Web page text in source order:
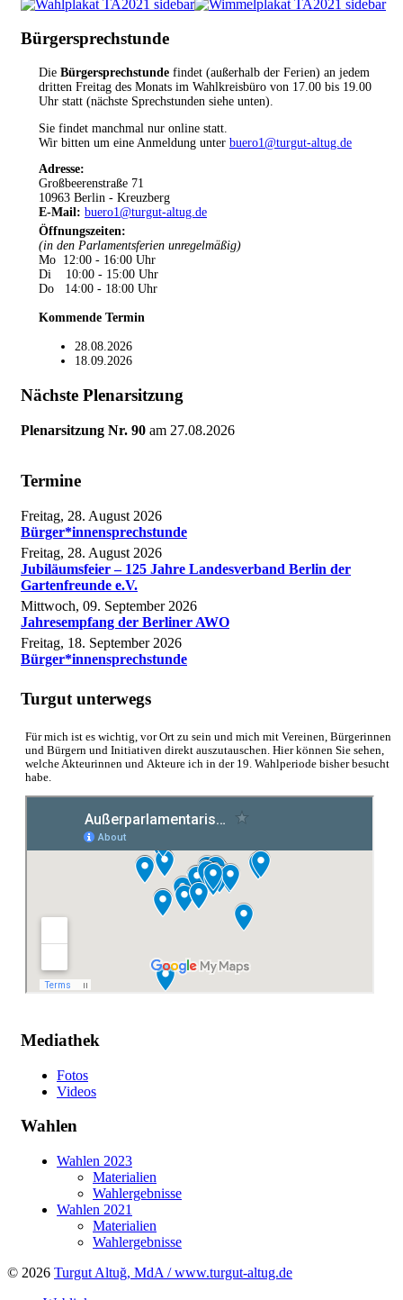
Bürgersprechstunde
Die Bürgersprechstunde findet (außerhalb der Ferien) an jedem
dritten Freitag des Monats im Wahlkreisbüro von 17.00 bis 19.00
Uhr statt (nächste Sprechstunden siehe unten).
Sie findet manchmal nur online statt.
Wir bitten um eine Anmeldung unter buero1@turgut-altug.de
Adresse:
Großbeerenstraße 71
10963 Berlin - Kreuzberg
E-Mail: buero1@turgut-altug.de
Öffnungszeiten:
(in den Parlamentsferien unregelmäßig)
Mo 12:00 - 16:00 Uhr
Di 10:00 - 15:00 Uhr
Do 14:00 - 18:00 Uhr
Kommende Termin
28.08.2026
18.09.2026
Nächste Plenarsitzung
Plenarsitzung Nr. 90 am 27.08.2026
Termine
Freitag, 28. August 2026
Bürger*innensprechstunde
Freitag, 28. August 2026
Jubiläumsfeier – 125 Jahre Landesverband Berlin der
Gartenfreunde e.V.
Mittwoch, 09. September 2026
Jahresempfang der Berliner AWO
Freitag, 18. September 2026
Bürger*innensprechstunde
Turgut unterwegs
Für mich ist es wichtig, vor Ort zu sein und mich mit Vereinen, Bürgerinnen
und Bürgern und Initiativen direkt auszutauschen. Hier können Sie sehen,
welche Akteurinnen und Akteure ich in der 19. Wahlperiode bisher besucht
habe.
Mediathek
Fotos
Videos
Wahlen
Wahlen 2023
Materialien
Wahlergebnisse
Wahlen 2021
Materialien
Wahlergebnisse
© 2026 Turgut Altuğ, MdA / www.turgut-altug.de